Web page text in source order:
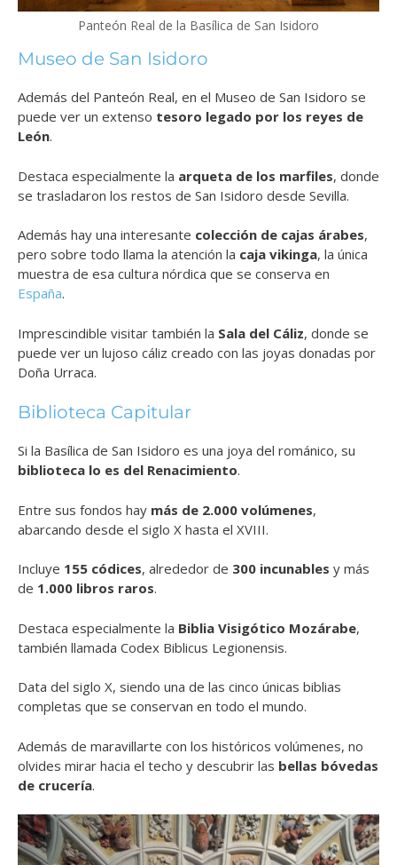
Panteón Real de la Basílica de San Isidoro
Museo de San Isidoro
Además del Panteón Real, en el Museo de San Isidoro se
puede ver un extenso tesoro legado por los reyes de
León.
Destaca especialmente la arqueta de los marfiles, donde
se trasladaron los restos de San Isidoro desde Sevilla.
Además hay una interesante colección de cajas árabes,
pero sobre todo llama la atención la caja vikinga, la única
muestra de esa cultura nórdica que se conserva en
España.
Imprescindible visitar también la Sala del Cáliz, donde se
puede ver un lujoso cáliz creado con las joyas donadas por
Doña Urraca.
Biblioteca Capitular
Si la Basílica de San Isidoro es una joya del románico, su
biblioteca lo es del Renacimiento.
Entre sus fondos hay más de 2.000 volúmenes,
abarcando desde el siglo X hasta el XVIII.
Incluye 155 códices, alrededor de 300 incunables y más
de 1.000 libros raros.
Destaca especialmente la Biblia Visigótico Mozárabe,
también llamada Codex Biblicus Legionensis.
Data del siglo X, siendo una de las cinco únicas biblias
completas que se conservan en todo el mundo.
Además de maravillarte con los históricos volúmenes, no
olvides mirar hacia el techo y descubrir las bellas bóvedas
de crucería.